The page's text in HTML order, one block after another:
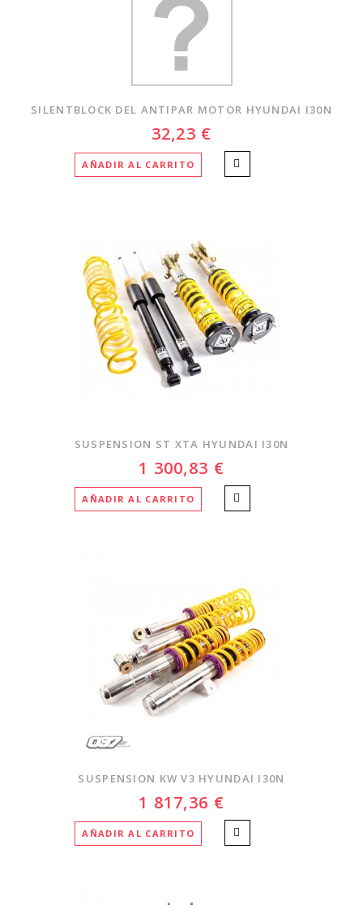
SILENTBLOCK DEL ANTIPAR MOTOR HYUNDAI I30N
32,23 €
AÑADIR AL CARRITO
SUSPENSION ST XTA HYUNDAI I30N
1 300,83 €
AÑADIR AL CARRITO
SUSPENSION KW V3 HYUNDAI I30N
1 817,36 €
AÑADIR AL CARRITO